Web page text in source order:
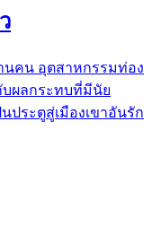
นคน อุตสาหกรรมท่อง
บผลกระทบที่มีนัย
ประตูสู่เมืองเขาอันรัก